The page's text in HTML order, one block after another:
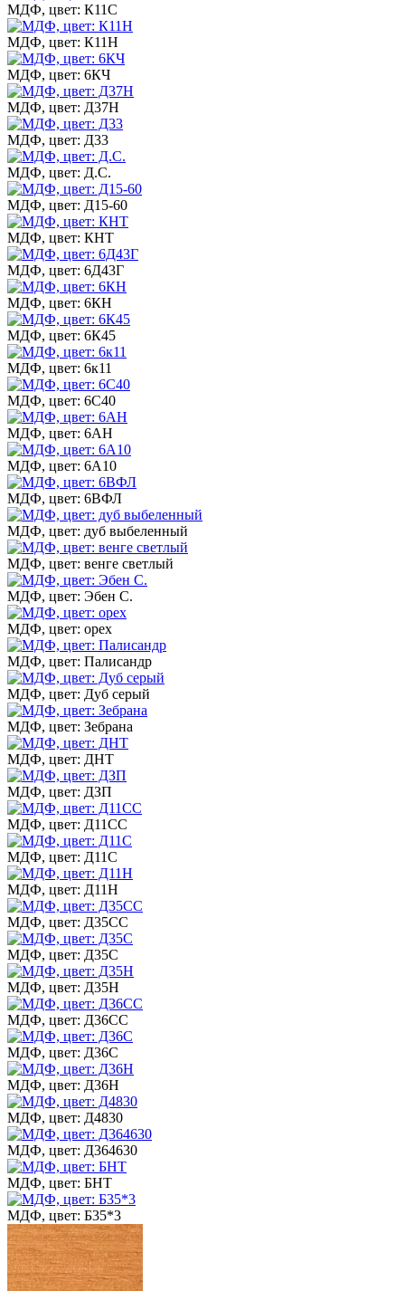
МДФ, цвет: К11С
МДФ, цвет: К11Н
МДФ, цвет: 6КЧ
МДФ, цвет: Д37Н
МДФ, цвет: Д33
МДФ, цвет: Д.С.
МДФ, цвет: Д15-60
МДФ, цвет: КНТ
МДФ, цвет: 6Д43Г
МДФ, цвет: 6КН
МДФ, цвет: 6К45
МДФ, цвет: 6к11
МДФ, цвет: 6С40
МДФ, цвет: 6АН
МДФ, цвет: 6А10
МДФ, цвет: 6ВФЛ
МДФ, цвет: дуб выбеленный
МДФ, цвет: венге светлый
МДФ, цвет: Эбен С.
МДФ, цвет: орех
МДФ, цвет: Палисандр
МДФ, цвет: Дуб серый
МДФ, цвет: Зебрана
МДФ, цвет: ДНТ
МДФ, цвет: ДЗП
МДФ, цвет: Д11СС
МДФ, цвет: Д11С
МДФ, цвет: Д11Н
МДФ, цвет: Д35СС
МДФ, цвет: Д35С
МДФ, цвет: Д35Н
МДФ, цвет: Д36СС
МДФ, цвет: Д36С
МДФ, цвет: Д36Н
МДФ, цвет: Д4830
МДФ, цвет: Д364630
МДФ, цвет: БНТ
МДФ, цвет: Б35*3